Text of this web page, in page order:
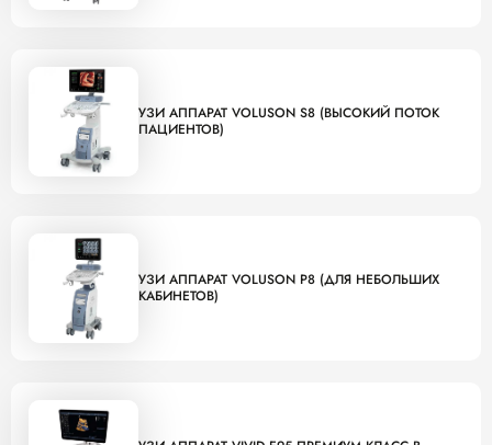
УЗИ АППАРАТ VOLUSON S8 (ВЫСОКИЙ ПОТОК
ПАЦИЕНТОВ)
УЗИ АППАРАТ VOLUSON P8 (ДЛЯ НЕБОЛЬШИХ
КАБИНЕТОВ)